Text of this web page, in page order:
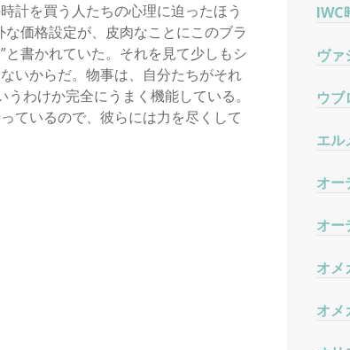
計を買う人たちの心理に迫ったほう
価格設定が、皮肉なことにこのブラ
書かれていた。それを見て少しもシ
いからだ。物事は、自分たちがそれ
わけか完全にうまく機能している。
ているので、彼らには力を尽くして
IWC
ヴァ
ウブ
エル
オー
オー
オメ
オメ